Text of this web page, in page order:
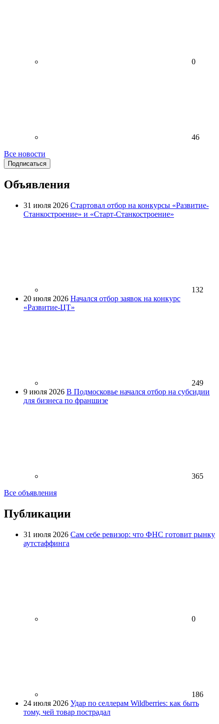
0
46
Все новости
Подписаться
Объявления
31 июля 2026 Стартовал отбор на конкурсы «Развитие-
Станкостроение» и «Старт-Станкостроение»
132
20 июля 2026 Начался отбор заявок на конкурс
«Развитие-ЦТ»
249
9 июля 2026 В Подмосковье начался отбор на субсидии
для бизнеса по франшизе
365
Все объявления
Публикации
31 июля 2026 Сам себе ревизор: что ФНС готовит рынку
аутстаффинга
0
186
24 июля 2026 Удар по селлерам Wildberries: как быть
тому, чей товар пострадал